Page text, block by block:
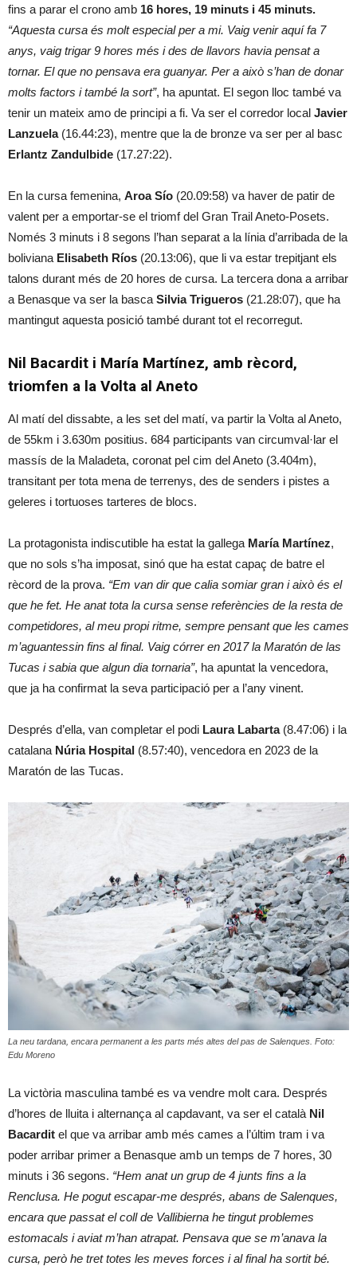
fins a parar el crono amb 16 hores, 19 minuts i 45 minuts.
“Aquesta cursa és molt especial per a mi. Vaig venir aquí fa 7
anys, vaig trigar 9 hores més i des de llavors havia pensat a
tornar. El que no pensava era guanyar. Per a això s’han de donar
molts factors i també la sort”, ha apuntat. El segon lloc també va
tenir un mateix amo de principi a fi. Va ser el corredor local Javier
Lanzuela(16.44:23), mentre que la de bronze va ser per al basc
Erlantz Zandulbide (17.27:22).
En la cursa femenina, Aroa Sío (20.09:58) va haver de patir de
valent per a emportar-se el triomf del Gran Trail Aneto-Posets.
Només 3 minuts i 8 segons l’han separat a la línia d’arribada de la
boliviana Elisabeth Ríos (20.13:06), que li va estar trepitjant els
talons durant més de 20 hores de cursa. La tercera dona a arribar
a Benasque va ser la basca Silvia Trigueros (21.28:07), que ha
mantingut aquesta posició també durant tot el recorregut.
Nil Bacardit i María Martínez, amb rècord,
triomfen a la Volta al Aneto
Al matí del dissabte, a les set del matí, va partir la Volta al Aneto,
de 55km i 3.630m positius. 684 participants van circumval·lar el
massís de la Maladeta, coronat pel cim del Aneto (3.404m),
transitant per tota mena de terrenys, des de senders i pistes a
geleres i tortuoses tarteres de blocs.
La protagonista indiscutible ha estat la gallega María Martínez,
que no sols s’ha imposat, sinó que ha estat capaç de batre el
rècord de la prova. “Em van dir que calia somiar gran i això és el
que he fet. He anat tota la cursa sense referències de la resta de
competidores, al meu propi ritme, sempre pensant que les cames
m’aguantessin fins al final. Vaig córrer en 2017 la Maratón de las
Tucas i sabia que algun dia tornaria”, ha apuntat la vencedora,
que ja ha confirmat la seva participació per a l’any vinent.
Després d’ella, van completar el podi Laura Labarta(8.47:06) i la
catalana Núria Hospital (8.57:40), vencedora en 2023 de la
Maratón de las Tucas.
La neu tardana, encara permanent a les parts més altes del pas de Salenques. Foto:
Edu Moreno
La victòria masculina també es va vendre molt cara. Després
d’hores de lluita i alternança al capdavant, va ser el català Nil
Bacardit el que va arribar amb més cames a l’últim tram i va
poder arribar primer a Benasque amb un temps de 7 hores, 30
minuts i 36 segons. “Hem anat un grup de 4 junts fins a la
Renclusa. He pogut escapar-me després, abans de Salenques,
encara que passat el coll de Vallibierna he tingut problemes
estomacals i aviat m’han atrapat. Pensava que se m’anava la
cursa, però he tret totes les meves forces i al final ha sortit bé.